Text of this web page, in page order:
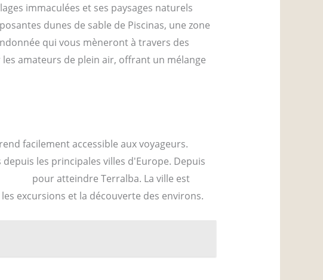
immaculées et ses paysages naturels
dunes de sable de Piscinas, une zone
qui vous mèneront à travers des
amateurs de plein air, offrant un mélange
facilement accessible aux voyageurs.
les principales villes d'Europe. Depuis
pour atteindre Terralba. La ville est
excursions et la découverte des environs.